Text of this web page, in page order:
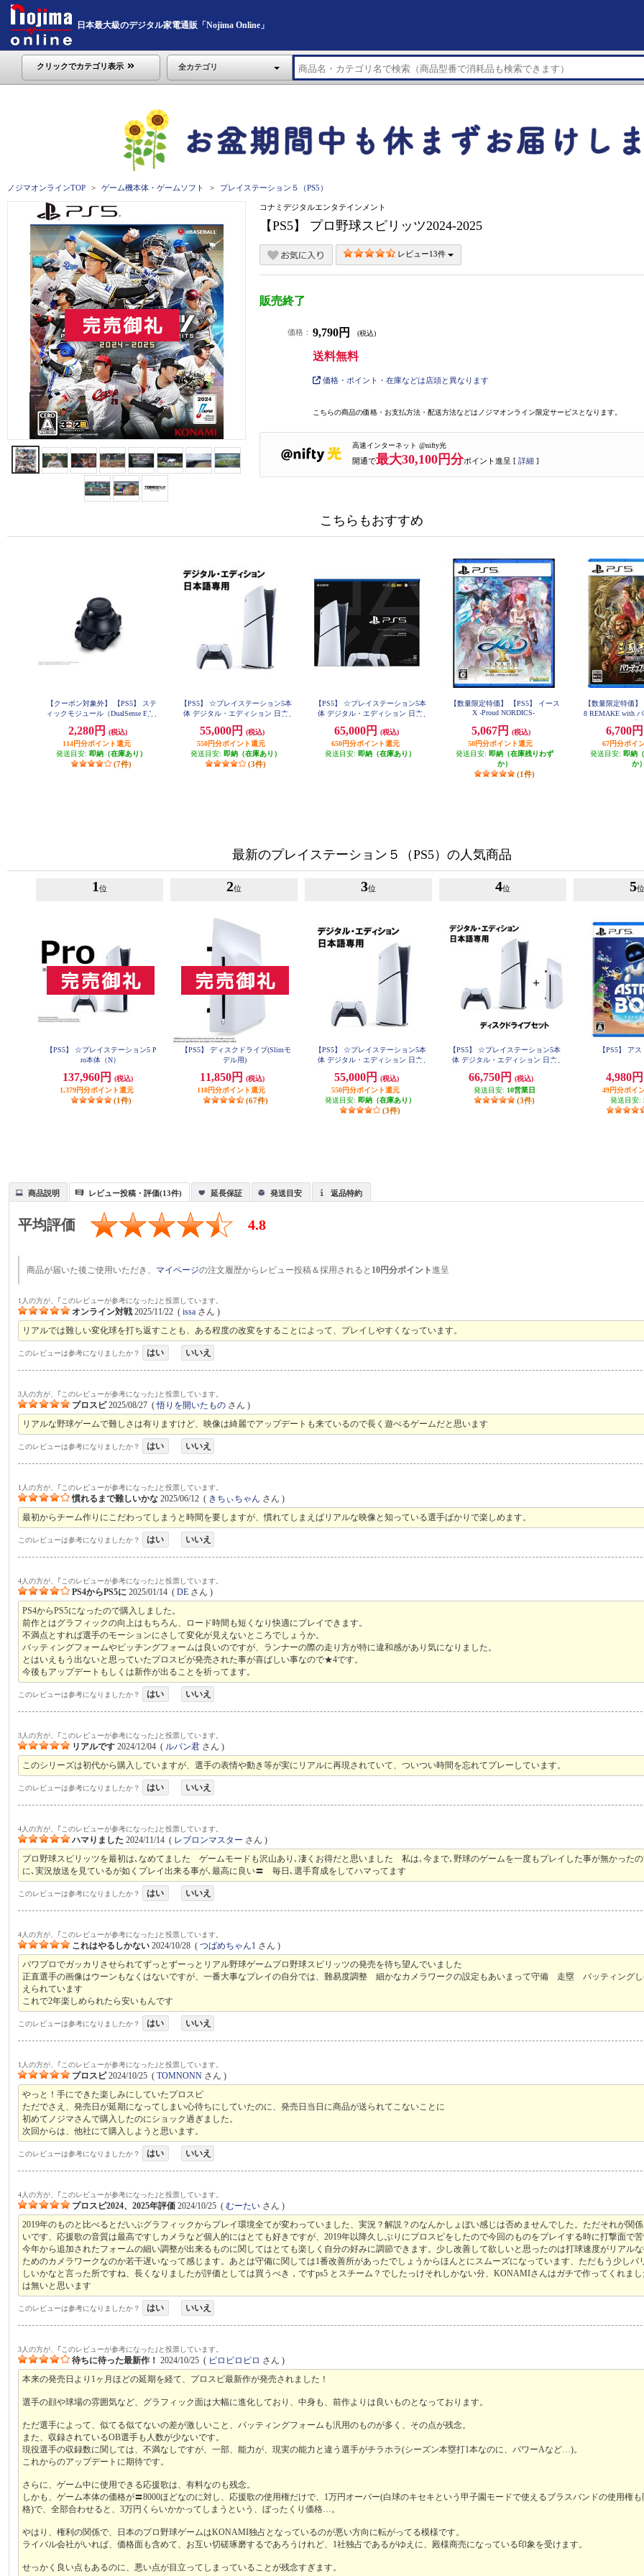
日本最大級のデジタル家電通販「Nojima Online」
クリックでカテゴリ表示 全カテゴリ
ノジマオンラインTOP ゲーム機本体・ゲームソフト プレイステーション５（PS5）
コナミデジタルエンタテインメント
【PS5】 プロ野球スピリッツ2024-2025
レビュー13件
販売終了
価格： 9,790円 (税込)
送料無料
価格・ポイント・在庫などは店頭と異なります
こちらの商品の価格・お支払方法・配送方法などはノジマオンライン限定サービスとなります。
高速インターネット @nifty光
開通で最大30,100円分ポイント進呈 [ 詳細 ]
こちらもおすすめ
【クーポン対象外】 【PS5】 ステ
ィックモジュール（DualSense Edge
2,280円
(税込)
114円分ポイント還元
発送目安: 即納（在庫あり）
(7件)
【PS5】 ☆プレイステーション5本
体 デジタル・エディション 日本
nly
55,000円
(税込)
550円分ポイント還元
発送目安: 即納（在庫あり）
(3件)
【PS5】 ☆プレイステーション5本
体 デジタル・エディション 日本
トローラー ダブルパック
65,000円
(税込)
650円分ポイント還元
発送目安: 即納（在庫あり）
【数量限定特価】 【PS5】 イース
X -Proud NORDICS-
5,067円
(税込)
50円分ポイント還元
発送目安: 即納（在庫残りわず
か）
(1件)
【数量限定特価
8 REMAKE with パ
6,700円
67円分ポイ
発送目安: 即納
か）
最新のプレイステーション５（PS5）の人気商品
1 位
【PS5】 ☆プレイステーション5 P
ro本体（N）
137,960円
(税込)
1,379円分ポイント還元
(1件)
2位
【PS5】 ディスクドライブ(Slimモ
デル用)
11,850円
(税込)
118円分ポイント還元
(67件)
3位
【PS5】 ☆プレイステーション5本
体 デジタル・エディション 日本
nly
55,000円
(税込)
550円分ポイント還元
発送目安: 即納（在庫あり）
(3件)
4位
【PS5】 ☆プレイステーション5本
体 デジタル・エディション 日本
ト
66,750円
(税込)
発送目安: 10営業日
(3件)
5位
【PS5】 ア
4,980円
49円分ポイ
発送目安:
商品説明 レビュー投稿・評価(13件) 延長保証 発送目安 返品特約
平均評価 4.8
商品が届いた後ご使用いただき、 マイページの注文履歴からレビュー投稿＆採用されると 10円分ポイント進呈
1人の方が、｢このレビューが参考になった｣と投票しています。
オンライン対戦 2025/11/22 (issa さん )
リアルでは難しい変化球を打ち返すことも、ある程度の改変をすることによって、プレイしやすくなっています。
このレビューは参考になりましたか？ はい いいえ
3人の方が、｢このレビューが参考になった｣と投票しています。
プロスピ 2025/08/27 (悟りを開いたもの さん )
リアルな野球ゲームで難しさは有りますけど、映像は綺麗でアップデートも来ているので長く遊べるゲームだと思います
このレビューは参考になりましたか？ はい いいえ
1人の方が、｢このレビューが参考になった｣と投票しています。
慣れるまで難しいかな 2025/06/12 ( きちぃちゃん さん )
最初からチーム作りにこだわってしまうと時間を要しますが、慣れてしまえばリアルな映像と知っている選手ばかりで楽しめます。
このレビューは参考になりましたか？ はい いいえ
4人の方が、｢このレビューが参考になった｣と投票しています。
PS4からPS5に 2025/01/14 (DE さん )
PS4からPS5になったので購入しました。
前作とはグラフィックの向上はもちろん、ロード時間も短くなり快適にプレイできます。
不満点とすれば選手のモーションにさして変化が見えないところでしょうか。
バッティングフォームやピッチングフォームは良いのですが、ランナーの際の走り方が特に違和感があり気になりました。
とはいえもう出ないと思っていたプロスピが発売された事が喜ばしい事なので★4です。
今後もアップデートもしくは新作が出ることを祈ってます。
このレビューは参考になりましたか？ はい いいえ
3人の方が、｢このレビューが参考になった｣と投票しています。
リアルです 2024/12/04 ( ルパン君 さん )
このシリーズは初代から購入していますが、選手の表情や動き等が実にリアルに再現されていて、ついつい時間を忘れてプレーしています。
このレビューは参考になりましたか？ はい いいえ
4人の方が、｢このレビューが参考になった｣と投票しています。
ハマりました 2024/11/14 ( レブロンマスター さん )
プロ野球スピリッツを最初は､なめてました ゲームモードも沢山あり､凄くお得だと思いました 私は､今まで､野球のゲームを一度もプレイした事が無かった
に､実況放送を見ているが如くプレイ出来る事が､最高に良い〓 毎日､選手育成をしてハマってます
このレビューは参考になりましたか？ はい いいえ
4人の方が、｢このレビューが参考になった｣と投票しています。
これはやるしかない 2024/10/28 (つばめちゃん1 さん )
パワプロでガッカリさせられてずっとずーっとリアル野球ゲームプロ野球スピリッツの発売を待ち望んでいました
正直選手の画像はウーンもなくはないですが、一番大事なプレイの自分では、難易度調整 細かなカメラワークの設定もあいまって守備 走塁 バッティング
えられています
これで2年楽しめられたら安いもんです
このレビューは参考になりましたか？ はい いいえ
1人の方が、｢このレビューが参考になった｣と投票しています。
プロスピ 2024/10/25 (TOMNONN さん )
やっと！手にできた楽しみにしていたプロスピ
ただでさえ、発売日が延期になってしまい心待ちにしていたのに、発売日当日に商品が送られてこないことに
初めてノジマさんで購入したのにショック過ぎました。
次回からは、他社にて購入しようと思います。
このレビューは参考になりましたか？ はい いいえ
4人の方が、｢このレビューが参考になった｣と投票しています。
プロスピ2024、2025年評価 2024/10/25 (むーたい さん )
2019年のものと比べるとだいぶグラフィックからプレイ環境全てが変わっていました、実況？解説？のなんかしょぼい感じは否めませんでした。ただそれが関
いです、応援歌の音質は最高ですしカメラなど個人的にはとても好きですが、2019年以降久しぶりにプロスピをしたので今回のものをプレイする時に打撃面で苦
今年から追加されたフォームの細い調整が出来るものに関してはとても楽しく自分の好みに調節できます。少し改善して欲しいと思ったのは打球速度がリアル
ためのカメラワークなのか若干遅いなって感じます。あとは守備に関しては1番改善所があったでしょうからほんとにスムーズになっています、ただもう少しバ
しいかなと言った所ですね、長くなりましたが評価としては買うべき，ですps5 とスチーム？でしたっけそれしかない分、KONAMIさんはガチで作ってくれま
は無いと思います
このレビューは参考になりましたか？ はい いいえ
3人の方が、｢このレビューが参考になった｣と投票しています。
待ちに待った最新作！ 2024/10/25 ( ピロピロピロ さん )
本来の発売日より1ヶ月ほどの延期を経て、プロスピ最新作が発売されました！
選手の顔や球場の雰囲気など、グラフィック面は大幅に進化しており、中身も、前作よりは良いものとなっております。
ただ選手によって、似てる似てないの差が激しいこと、バッティングフォームも汎用のものが多く、その点が残念。
また、収録されているOB選手も人数が少ないです。
現役選手の収録数に関しては、不満なしですが、一部、能力が、現実の能力と違う選手がチラホラ(シーズン本塁打1本なのに、パワーAなど…)。
これからのアップデートに期待です。
さらに、ゲーム中に使用できる応援歌は、有料なのも残念。
しかも、ゲーム本体の価格が〓8000ほどなのに対し、応援歌の使用権だけで、1万円オーバー(白球のキセキという甲子園モードで使えるブラスバンドの使用権
格)で、全部合わせると、3万円くらいかかってしまうという、ぼったくり価格…。
やはり、権利の関係で、日本のプロ野球ゲームはKONAMI独占となっているのが悪い方向に転がってる模様です。
ライバル会社がいれば、価格面も含めて、お互い切磋琢磨するであろうけれど、1社独占であるがゆえに、殿様商売になっている印象を受けます。
せっかく良い点もあるのに、悪い点が目立ってしまっていることが残念すぎます。